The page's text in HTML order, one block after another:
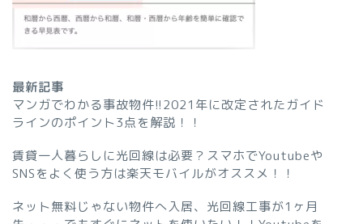
最新記事
マンガでわかる事故物件!!2021年に改定されたガイド
ラインのポイント3点を解説！！
賃貸一人暮らしに光回線は必要？スマホでYoutubeや
SNSをよく使う方は楽天モバイルがオススメ！！
ネット無料じゃない物件へ入居、光回線工事が1ヶ月